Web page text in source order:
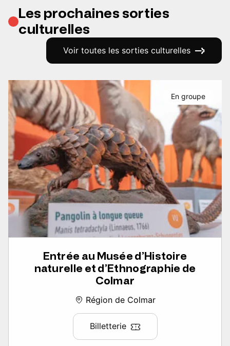
Les prochaines sorties
culturelles
Voir toutes les sorties culturelles
Entrée au Musée d’Histoire
naturelle et d’Ethnographie de
Colmar
Région de Colmar
Billetterie
En groupe